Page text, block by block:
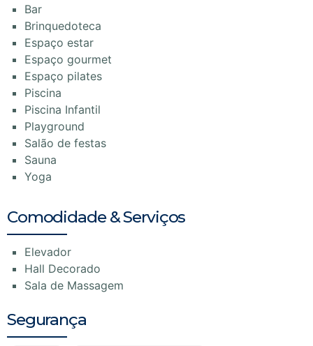
Bar
Brinquedoteca
Espaço estar
Espaço gourmet
Espaço pilates
Piscina
Piscina Infantil
Playground
Salão de festas
Sauna
Yoga
Comodidade & Serviços
Elevador
Hall Decorado
Sala de Massagem
Segurança